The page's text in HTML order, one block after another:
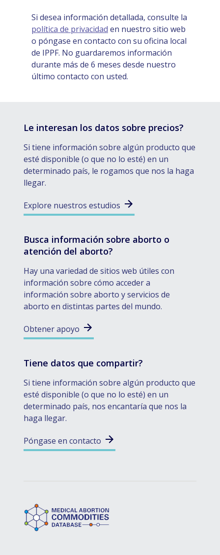
Si desea información detallada, consulte la
política de privacidad en nuestro sitio web
o póngase en contacto con su oficina local
de IPPF. No guardaremos información
durante más de 6 meses desde nuestro
último contacto con usted.
Le interesan los datos sobre precios?
Si tiene información sobre algún producto que
esté disponible (o que no lo esté) en un
determinado país, le rogamos que nos la haga
llegar.
Explore nuestros estudios
Busca información sobre aborto o
atención del aborto?
Hay una variedad de sitios web útiles con
información sobre cómo acceder a
información sobre aborto y servicios de
aborto en distintas partes del mundo.
Obtener apoyo
Tiene datos que compartir?
Si tiene información sobre algún producto que
esté disponible (o que no lo esté) en un
determinado país, nos encantaría que nos la
haga llegar.
Póngase en contacto